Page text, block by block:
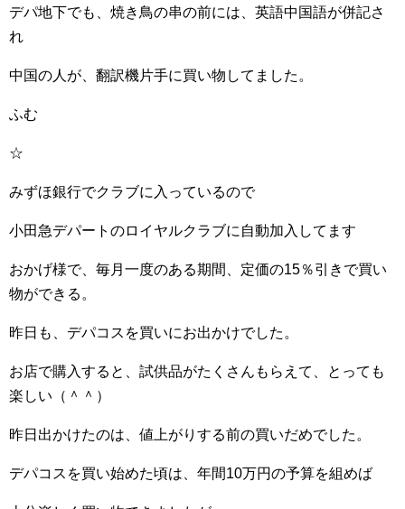
デパ地下でも、焼き鳥の串の前には、英語中国語が併記さ
れ
中国の人が、翻訳機片手に買い物してました。
ふむ
☆
みずほ銀行でクラブに入っているので
小田急デパートのロイヤルクラブに自動加入してます
おかげ様で、毎月一度のある期間、定価の15％引きで買い
物ができる。
昨日も、デパコスを買いにお出かけでした。
お店で購入すると、試供品がたくさんもらえて、とっても
楽しい（＾＾）
昨日出かけたのは、値上がりする前の買いだめでした。
デパコスを買い始めた頃は、年間10万円の予算を組めば